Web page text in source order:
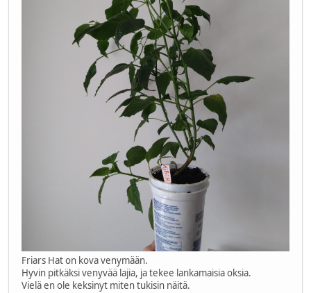
Friars Hat on kova venymään.
Hyvin pitkäksi venyvää lajia, ja tekee lankamaisia oksia.
Vielä en ole keksinyt miten tukisin näitä.